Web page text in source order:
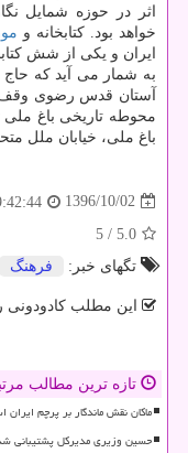
اثر در حوزه شمایل
خواهد بود. كتابخانه و
ایران و یكی از شش
آستان قدس رضوی وقف
محوطه تاریخی باغ ملی
باغ ملی، خیابان ملل
1396/10/02
5.0
/ 5
تگهای خبر:
فرهنگ
این مطلب کادودونی
تازه ترین مطالب
ماکان نقش ماندگار بر پرچم
حسین وزیری مدیرکل پشتیبانی